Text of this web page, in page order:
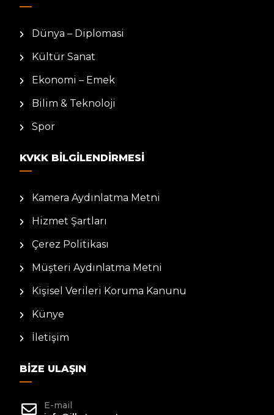
Dünya – Diplomasi
Kültür Sanat
Ekonomi – Emek
Bilim & Teknoloji
Spor
KVKK BILGILENDIRMESI
Kamera Aydınlatma Metni
Hizmet Şartları
Çerez Politikası
Müşteri Aydınlatma Metni
Kişisel Verileri Koruma Kanunu
Künye
İletişim
BIZE ULAŞIN
E-mail